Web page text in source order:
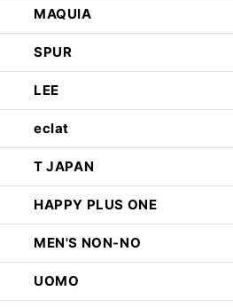
MAQUIA
SPUR
LEE
eclat
T JAPAN
HAPPY PLUS ONE
MEN'S NON-NO
UOMO